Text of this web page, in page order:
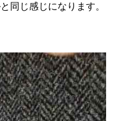
同じ感じになります。